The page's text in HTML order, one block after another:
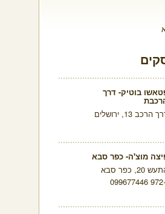
בוטיק- דרך
הרכב 13, ירושלים
מוצ'ה- כפר סבא
20, כפר סבא